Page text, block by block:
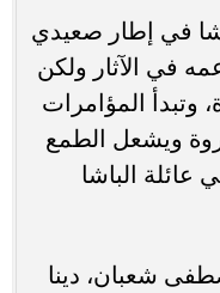
في إطار صعيدي
في الآثار ولكن
وتبدأ المؤامرات
ويشعل الطمع
عائلة الباشا
شعبان، دينا